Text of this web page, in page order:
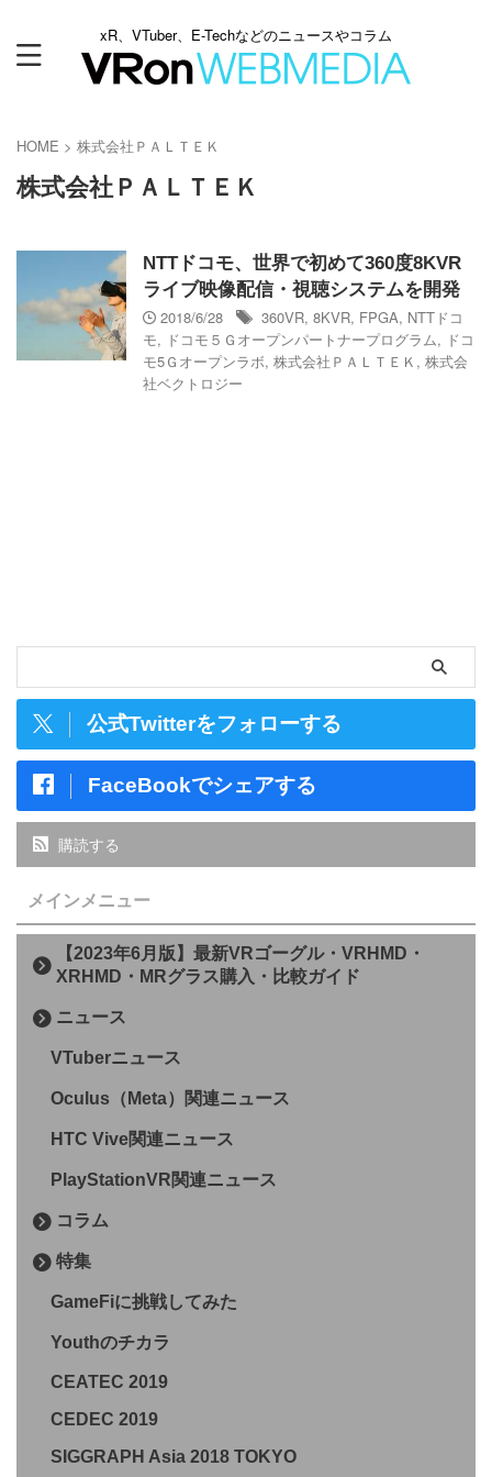
xR、VTuber、E-Techなどのニュースやコラム
HOME > 株式会社ＰＡＬＴＥＫ
株式会社ＰＡＬＴＥＫ
NTTドコモ、世界で初めて360度8KVR
ライブ映像配信・視聴システムを開発
2018/6/28
360VR, 8KVR, FPGA, NTTドコ
モ, ドコモ５Ｇオープンパートナープログラム, ドコ
モ5Ｇオープンラボ, 株式会社ＰＡＬＴＥＫ , 株式会
社ベクトロジー
公式Twitterをフォローする
FaceBookでシェアする
購読する
メインメニュー
【2023年6月版】最新VRゴーグル・VRHMD・
XRHMD・MRグラス購入・比較ガイド
ニュース
VTuberニュース
Oculus（Meta）関連ニュース
HTC Vive関連ニュース
PlayStationVR関連ニュース
コラム
特集
GameFiに挑戦してみた
Youthのチカラ
CEATEC 2019
CEDEC 2019
SIGGRAPH Asia 2018 TOKYO